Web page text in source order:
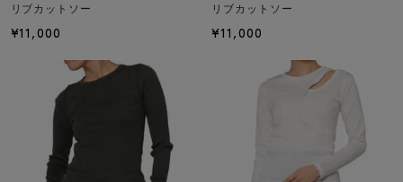
リブカットソー
¥11,000
リブカットソー
¥11,000